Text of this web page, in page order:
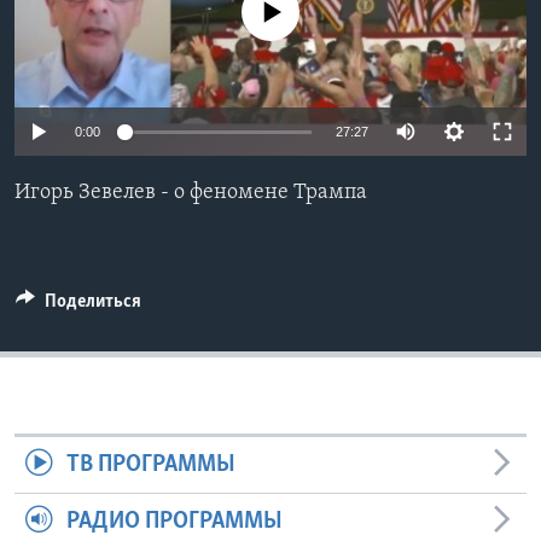
Learning English
СОЦИАЛЬНЫЕ СЕТИ
No media source currently available
0:00 27:27
Игорь Зевелев - о феномене Трампа
Поделиться
ТВ ПРОГРАММЫ
РАДИО ПРОГРАММЫ